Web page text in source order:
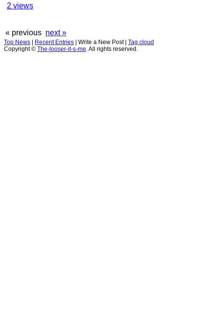
2 views
« previous next »
Top News Recent Entries Write a New Post
Tag cloud
Copyright © The-looser-it-s-me. All rights reserved.